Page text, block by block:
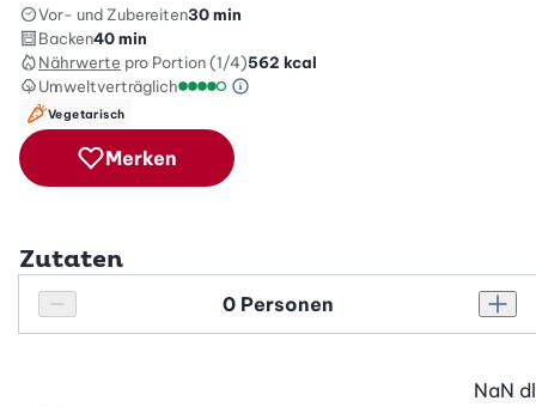
Vor- und Zubereiten30 min
Backen40 min
Nährwerte pro Portion (1/4)562 kcal
Umweltverträglich
Green Betty Skala Info
Vegetarisch
Merken
Zutaten
Personenanzahl verringern
Personenanzahl
NaN dl